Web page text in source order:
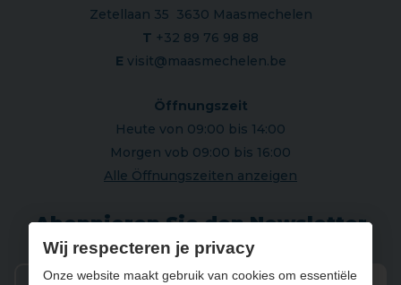
Zetellaan 35 3630 Maasmechelen
T +32 89 76 98 88
E visit@maasmechelen.be
Öffnungszeit
Heute von 09:00 bis 14:00
Morgen vob 09:00 bis 16:00
Alle Öffnungszeiten anzeigen
Abonnieren Sie den Newsletter
Wij respecteren je privacy
Onze website maakt gebruik van cookies om essentiële